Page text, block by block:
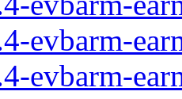
evbarm-
evbarm-